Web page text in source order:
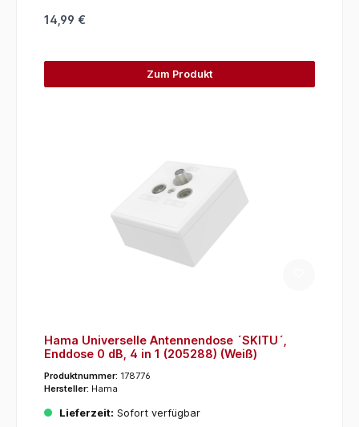
14,99 €
Zum Produkt
Hama Universelle Antennendose ´SKITU´,
Enddose 0 dB, 4 in 1 (205288) (Weiß)
Produktnummer: 178776
Hersteller: Hama
Lieferzeit: Sofort verfügbar